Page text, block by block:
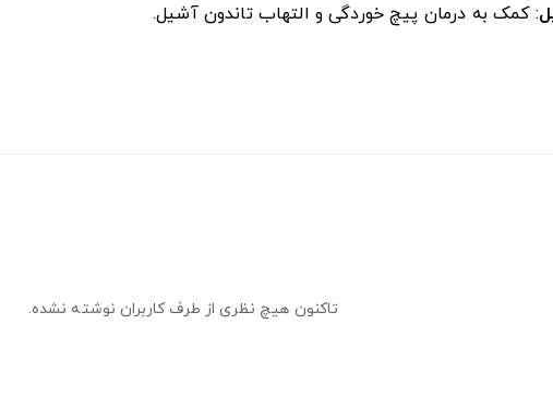
: کمک به درمان پیچ خوردگی و التهاب تاندون آشیل.
تاکنون هیچ نظری از طرف کاربران نوشته نشده.